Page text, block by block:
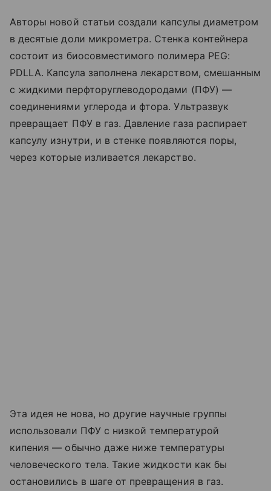
Авторы новой статьи создали капсулы диаметром
в десятые доли микрометра. Стенка контейнера
состоит из биосовместимого полимера PEG:
PDLLA. Капсула заполнена лекарством, смешанным
с жидкими перфторуглеводородами (ПФУ) —
соединениями углерода и фтора. Ультразвук
превращает ПФУ в газ. Давление газа распирает
капсулу изнутри, и в стенке появляются поры,
через которые изливается лекарство.
Эта идея не нова, но другие научные группы
использовали ПФУ с низкой температурой
кипения — обычно даже ниже температуры
человеческого тела. Такие жидкости как бы
остановились в шаге от превращения в газ.